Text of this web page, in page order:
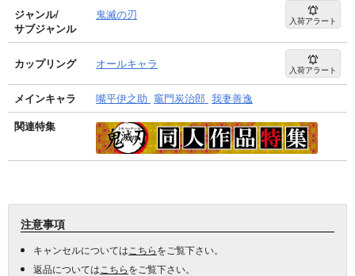
ジャンル/
サブジャンル
鬼滅の刃 入荷アラート
カップリング オールキャラ 入荷アラート
メインキャラ 嘴平伊之助 竈門炭治郎 我妻善逸
関連特集
注意事項
キャンセルについては こちらをご覧下さい。
返品については こちらをご覧下さい。